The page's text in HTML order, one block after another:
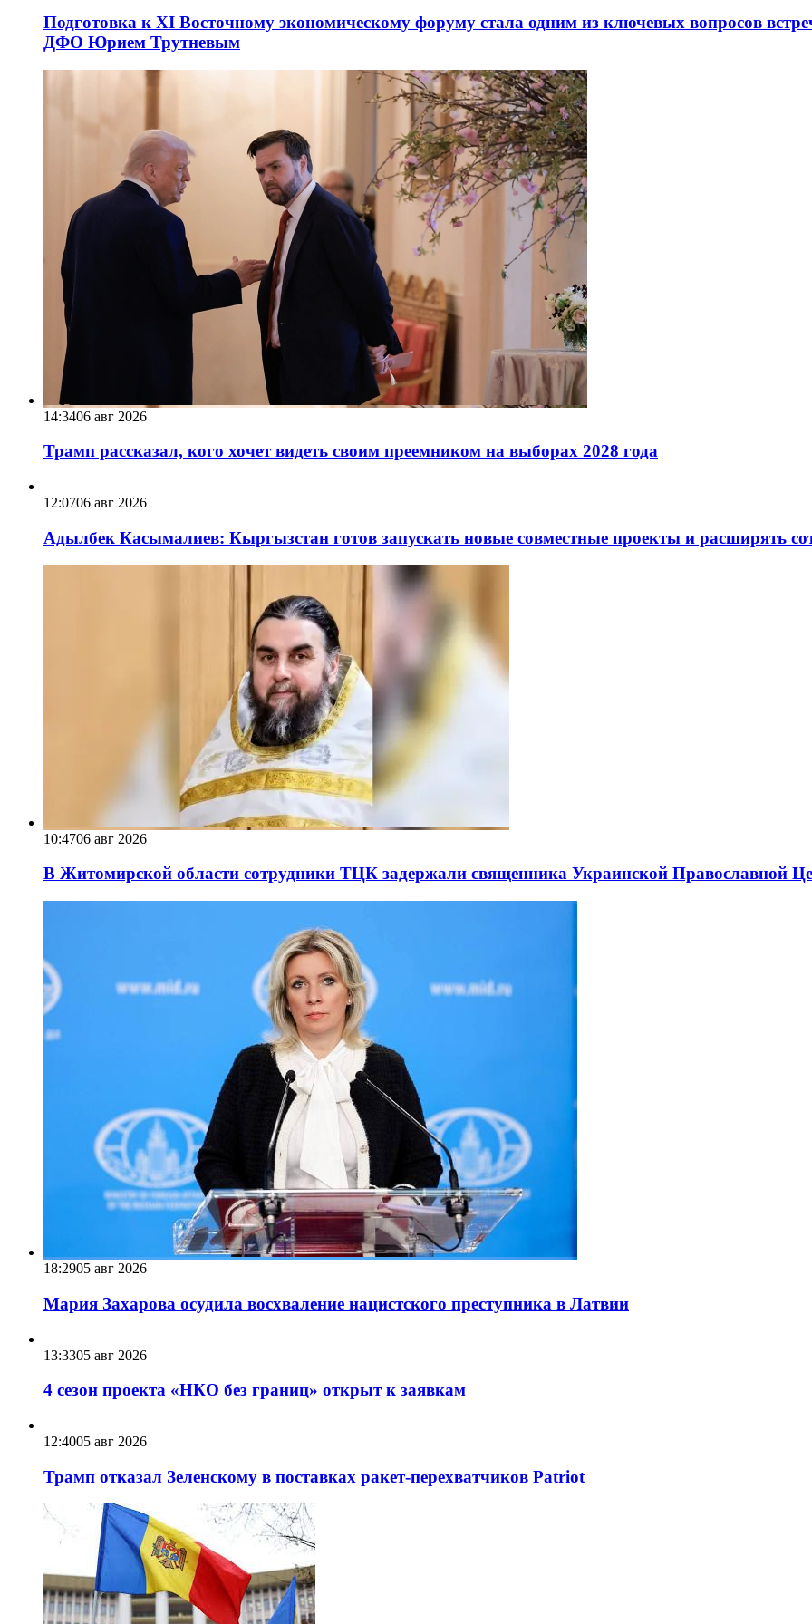
Подготовка к XI Восточному экономическому форуму стала одним из ключевых вопросов
ДФО Юрием Трутневым
14:3406 авг 2026
Трамп рассказал, кого хочет видеть своим преемником на выборах 2028 года
12:0706 авг 2026
Адылбек Касымалиев: Кыргызстан готов запускать новые совместные проекты и расширять
10:4706 авг 2026
В Житомирской области сотрудники ТЦК задержали священника Украинской Православной
18:2905 авг 2026
Мария Захарова осудила восхваление нацистского преступника в Латвии
13:3305 авг 2026
4 сезон проекта «НКО без границ» открыт к заявкам
12:4005 авг 2026
Трамп отказал Зеленскому в поставках ракет-перехватчиков Patriot